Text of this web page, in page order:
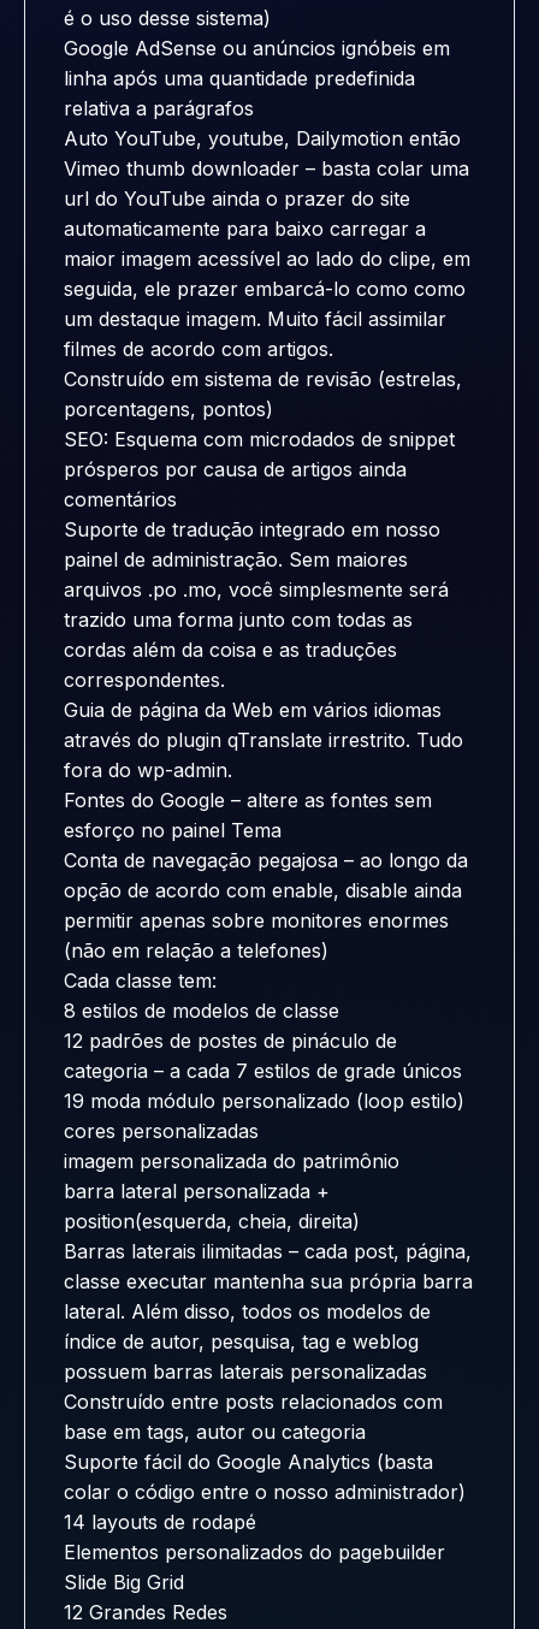
é o uso desse sistema)
Google AdSense ou anúncios ignóbeis em
linha após uma quantidade predefinida
relativa a parágrafos
Auto YouTube, youtube, Dailymotion então
Vimeo thumb downloader – basta colar uma
url do YouTube ainda o prazer do site
automaticamente para baixo carregar a
maior imagem acessível ao lado do clipe, em
seguida, ele prazer embarcá-lo como como
um destaque imagem. Muito fácil assimilar
filmes de acordo com artigos.
Construído em sistema de revisão (estrelas,
porcentagens, pontos)
SEO: Esquema com microdados de snippet
prósperos por causa de artigos ainda
comentários
Suporte de tradução integrado em nosso
painel de administração. Sem maiores
arquivos .po .mo, você simplesmente será
trazido uma forma junto com todas as
cordas além da coisa e as traduções
correspondentes.
Guia de página da Web em vários idiomas
através do plugin qTranslate irrestrito. Tudo
fora do wp-admin.
Fontes do Google – altere as fontes sem
esforço no painel Tema
Conta de navegação pegajosa – ao longo da
opção de acordo com enable, disable ainda
permitir apenas sobre monitores enormes
(não em relação a telefones)
Cada classe tem:
8 estilos de modelos de classe
12 padrões de postes de pináculo de
categoria – a cada 7 estilos de grade únicos
19 moda módulo personalizado (loop estilo)
cores personalizadas
imagem personalizada do patrimônio
barra lateral personalizada +
position(esquerda, cheia, direita)
Barras laterais ilimitadas – cada post, página,
classe executar mantenha sua própria barra
lateral. Além disso, todos os modelos de
índice de autor, pesquisa, tag e weblog
possuem barras laterais personalizadas
Construído entre posts relacionados com
base em tags, autor ou categoria
Suporte fácil do Google Analytics (basta
colar o código entre o nosso administrador)
14 layouts de rodapé
Elementos personalizados do pagebuilder
Slide Big Grid
12 Grandes Redes